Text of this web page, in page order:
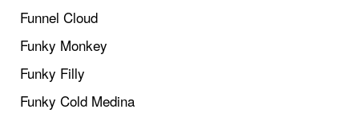
Funnel Cloud
Funky Monkey
Funky Filly
Funky Cold Medina